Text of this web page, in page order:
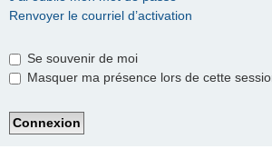
Renvoyer le courriel d’activation
Se souvenir de moi
Masquer ma présence lors de cette